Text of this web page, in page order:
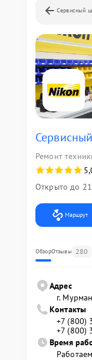
Сервисный
Ремонт
Открыто до
Маршрут
ОбзорОтзывы 280
Адрес
г.
Контакты
+7 (800)
+7 (800)
Время